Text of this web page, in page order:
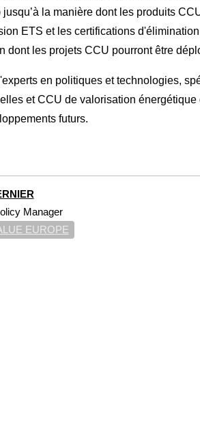
la manière dont les produits
ETS et les certifications
dont les projets CCU pourront être
en politiques et technologies,
et CCU de valorisation
futurs.
Manager
EUROPE